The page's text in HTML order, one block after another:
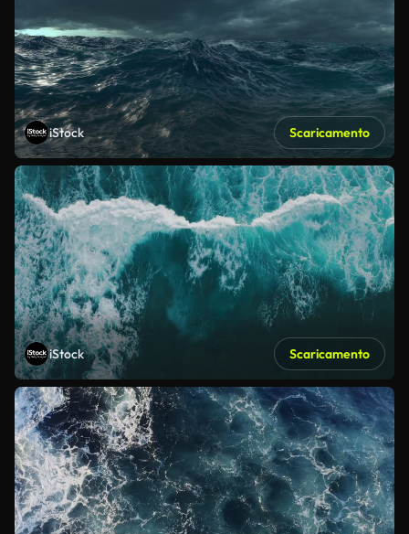
iStock Scaricamento
iStock Scaricamento